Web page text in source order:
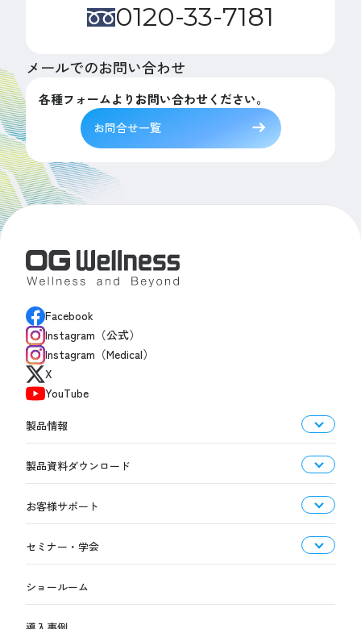
0120-33-7181
メールでのお問い合わせ
各種フォームよりお問い合わせください。
お問合せ一覧
Facebook
Instagram（公式）
Instagram（Medical）
X
YouTube
製品情報
製品資料ダウンロード
お客様サポート
セミナー・学会
ショールーム